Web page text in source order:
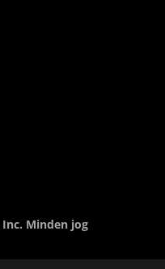
Minden jog